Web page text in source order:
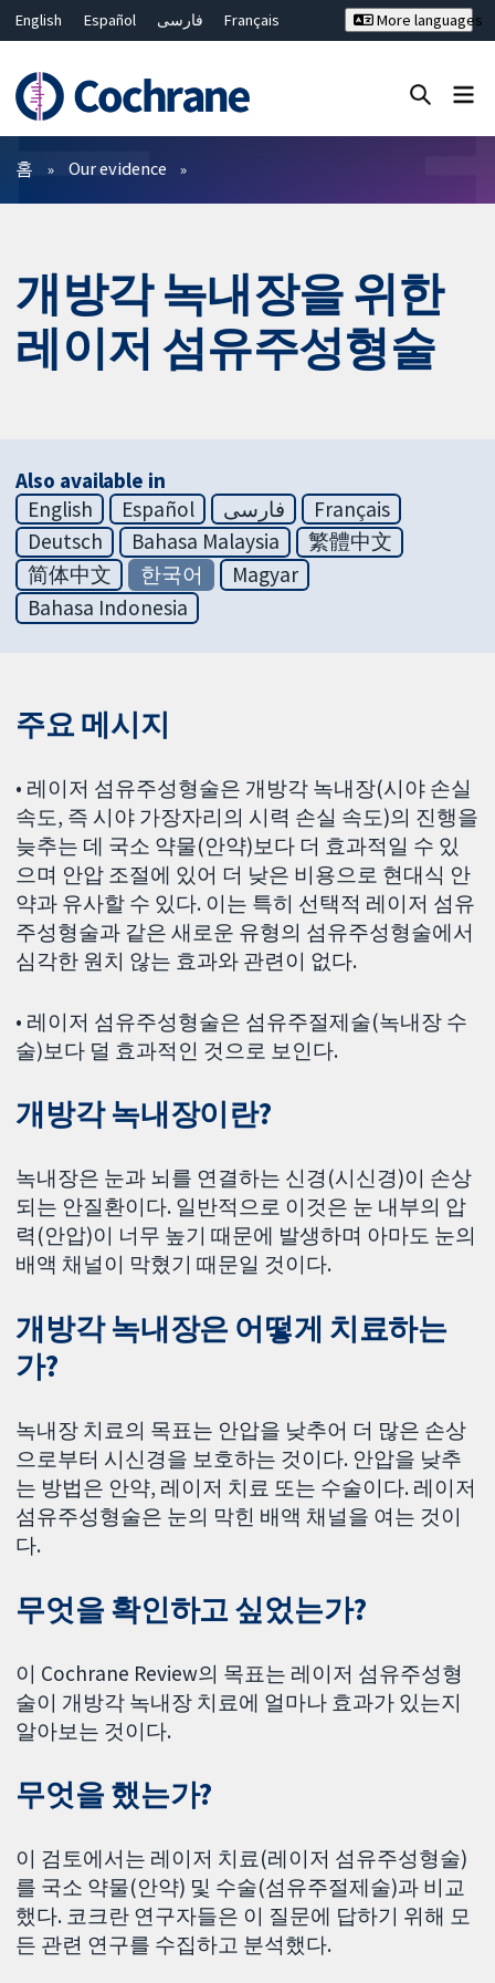
English Español فارسی
Français
Bahasa Malaysia
ไทย
繁體中文
简体中文
More languages
필터
홈 Our evidence
개방각 녹내장을 위한
레이저 섬유주성형술
Also available in
English
Español فارسی
Français
Deutsch
Bahasa Malaysia
繁體中文
简体中文
한국어
Magyar
Bahasa Indonesia
주요 메시지
• 레이저 섬유주성형술은 개방각 녹내장(시야 손실
속도, 즉 시야 가장자리의 시력 손실 속도)의 진행을
늦추는 데 국소 약물(안약)보다 더 효과적일 수 있
으며 안압 조절에 있어 더 낮은 비용으로 현대식 안
약과 유사할 수 있다. 이는 특히 선택적 레이저 섬유
주성형술과 같은 새로운 유형의 섬유주성형술에서
심각한 원치 않는 효과와 관련이 없다.
• 레이저 섬유주성형술은 섬유주절제술(녹내장 수
술)보다 덜 효과적인 것으로 보인다.
개방각 녹내장이란?
녹내장은 눈과 뇌를 연결하는 신경(시신경)이 손상
되는 안질환이다. 일반적으로 이것은 눈 내부의 압
력(안압)이 너무 높기 때문에 발생하며 아마도 눈의
배액 채널이 막혔기 때문일 것이다.
개방각 녹내장은 어떻게 치료하는
가?
녹내장 치료의 목표는 안압을 낮추어 더 많은 손상
으로부터 시신경을 보호하는 것이다. 안압을 낮추
는 방법은 안약, 레이저 치료 또는 수술이다. 레이저
섬유주성형술은 눈의 막힌 배액 채널을 여는 것이
다.
무엇을 확인하고 싶었는가?
이 Cochrane Review의 목표는 레이저 섬유주성형
술이 개방각 녹내장 치료에 얼마나 효과가 있는지
알아보는 것이다.
무엇을 했는가?
이 검토에서는 레이저 치료(레이저 섬유주성형술)
를 국소 약물(안약) 및 수술(섬유주절제술)과 비교
했다. 코크란 연구자들은 이 질문에 답하기 위해 모
든 관련 연구를 수집하고 분석했다.